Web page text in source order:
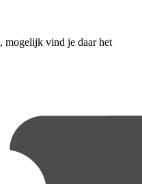
, mogelijk vind je daar het